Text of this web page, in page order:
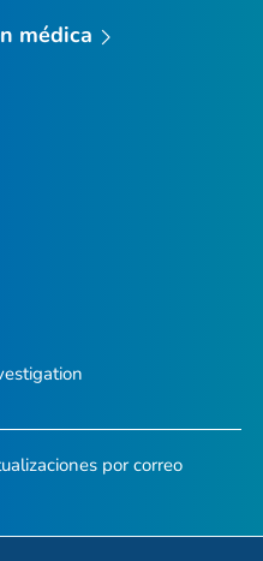
médica
por correo